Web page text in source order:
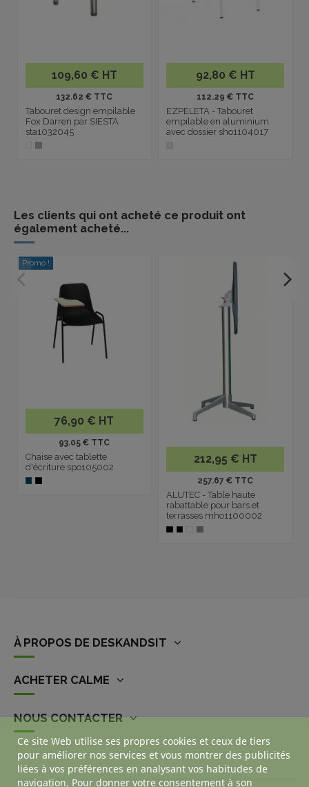
109,60 € HT
132.62 € TTC
Tabouret design empilable
Fox Darren par SIESTA
sta1032045
92,80 € HT
112.29 € TTC
EZPELETA - Tabouret
empilable en aluminium
avec dossier sho1104017
Les clients qui ont acheté ce produit ont
également acheté...
Promo !
76,90 € HT
93.05 € TTC
Chaise avec tablette
d'écriture spo105002
212,95 € HT
257.67 € TTC
ALUTEC - Table haute
rabattable pour bars et
terrasses mho1100002
À PROPOS DE DESKANDSIT
ACHETER CALME
NOUS CONTACTER
Ce site Web utilise ses propres cookies et ceux de tiers
pour améliorer nos services et vous montrer des publicités
liées à vos préférences en analysant vos habitudes de
navigation. Pour donner votre consentement à son